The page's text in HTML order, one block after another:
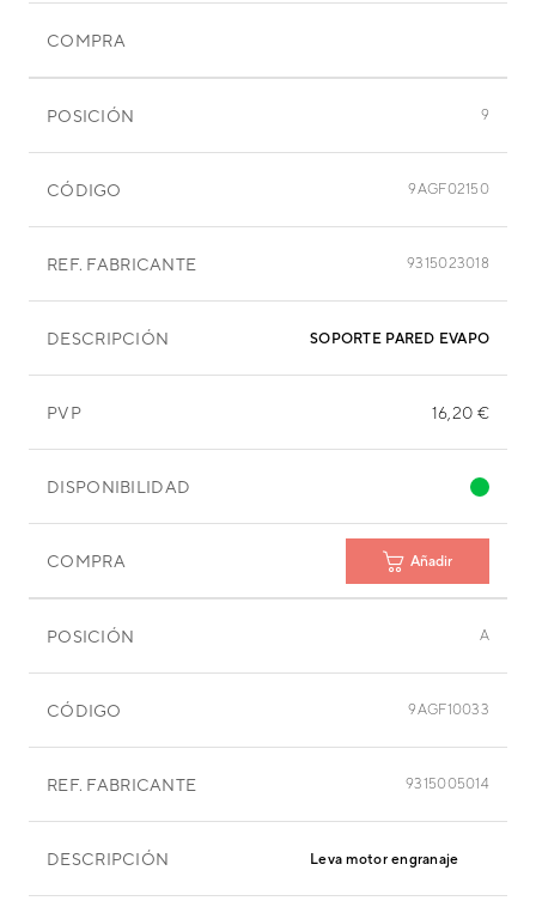
COMPRA
POSICIÓN 9
CÓDIGO 9AGF02150
REF. FABRICANTE 9315023018
DESCRIPCIÓN SOPORTE PARED
PVP 16,20 €
DISPONIBILIDAD
COMPRA Añadir
POSICIÓN A
CÓDIGO 9AGF10033
REF. FABRICANTE 9315005014
DESCRIPCIÓN Leva motor engranaje